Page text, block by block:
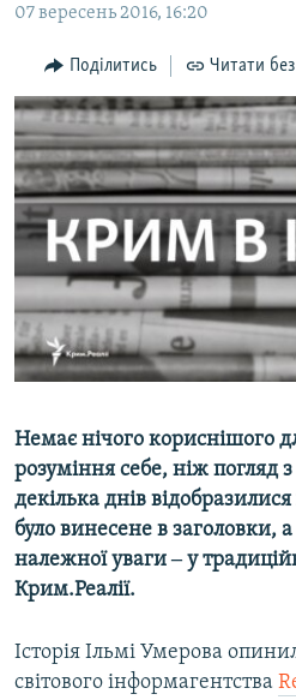
Перейти
пошуку
ПОГЛЯД
ІНТЕРВ'Ю
ВСЕ ЗА ДЕНЬ
СПЕЦПРОЕКТИ
ДЕПОРТАЦІЯ
ВІДЕОУРОКИ «ELIFBE»
СВІДЧЕННЯ ОКУПАЦІЇ
УКРАЇНСЬКА ПРОБЛЕМА КРИМУ
ІНФОГРАФІКА
ЯК ОБІЙТИ БЛОКУВАННЯ
Русский
Qırımtatar
ДОЛУЧАЙСЯ!
Усі сайти RFE/RL
07 вересень 2016, 16:20
Поділитись Читати
Немає нічого кориснішого
розуміння себе, ніж погляд
декілька днів
було винесене в заголовки,
належної уваги ‒ у
Крим.Реалії.
Історія Ільмі Умерова
світового інформагентства